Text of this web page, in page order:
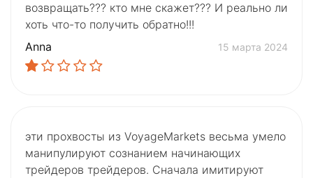
возвращать??? кто мне скажет??? И реально ли
хоть что-то получить обратно!!!
Anna
15 марта 2024
эти прохвосты из VoyageMarkets весьма умело
манипулируют сознанием начинающих
трейдеров трейдеров. Сначала имитируют